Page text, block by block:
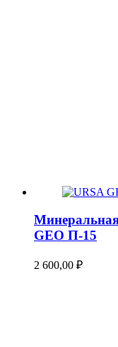
GEO П-15
2 600,00 ₽